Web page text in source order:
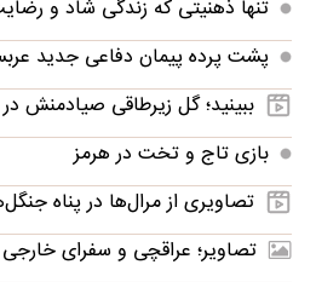
تنها ذهنیتی که زندگی شاد و
پشت پرده پیمان دفاعی جدید
ببینید؛ گل زیرطاقی صیادمنش
بازی تاج و تخت در هرمز
تصاویری از مرال‌ها در پناه
تصاویر؛ عراقچی و سفرای خارجی